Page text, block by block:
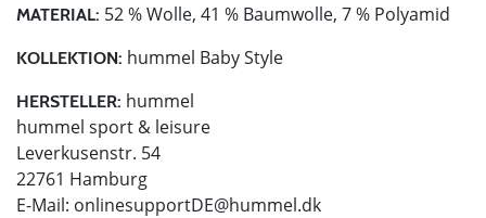
MATERIAL: 52 % Wolle, 41 % Baumwolle, 7 % Polyamid
KOLLEKTION: hummel Baby Style
HERSTELLER: hummel
hummel sport & leisure
Leverkusenstr. 54
22761 Hamburg
E-Mail: onlinesupportDE@hummel.dk